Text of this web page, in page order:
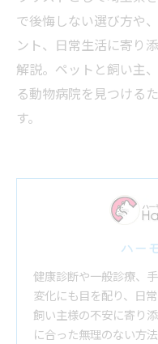
で後悔しない選び方や
ント、日常生活に寄り
解説。ペットと飼い主
る動物病院を見つける
す。
ハー
健康診断や一般診療、
変化にも目を配り、日
飼い主様の不安に寄り
に合った無理のない方